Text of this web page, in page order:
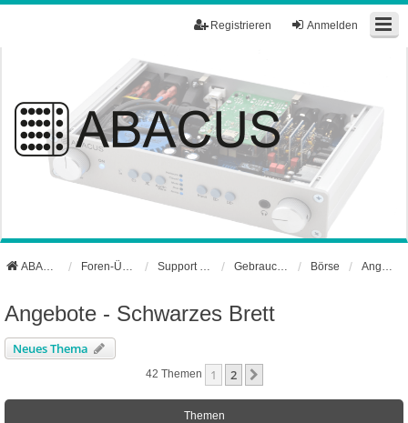
Anmelden
Registrieren
ABACUS Webseite Börse
Angebote - Schwarzes Brett
Neues Thema
42 Themen 1 2
Themen